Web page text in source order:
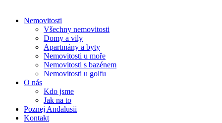
Nemovitosti
Všechny nemovitosti
Domy a vily
Apartmány a byty
Nemovitosti u moře
Nemovitosti s bazénem
Nemovitosti u golfu
O nás
Kdo jsme
Jak na to
Poznej Andalusii
Kontakt